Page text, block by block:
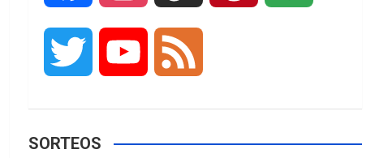
a n
i u e
SORTEOS